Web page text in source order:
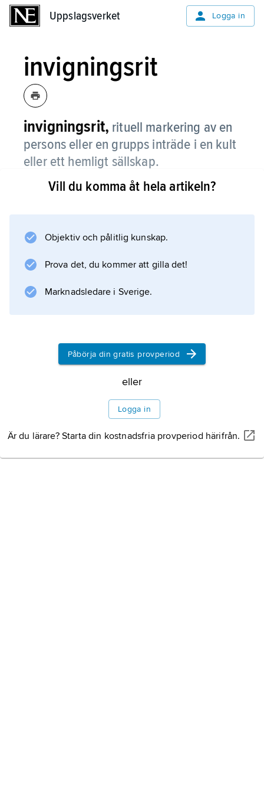
Uppslagsverket Logga in
invigningsrit
invigningsrit, rituell markering av en
persons eller en grupps inträde i en kult
eller ett hemligt sällskap.
JämförVill du komma åt hela artikeln?
Objektiv och pålitlig kunskap.
Prova det, du kommer att gilla det!
Marknadsledare i Sverige.
Påbörja din gratis provperiod
eller
Logga in
Är du lärare? Starta din kostnadsfria provperiod härifrån.